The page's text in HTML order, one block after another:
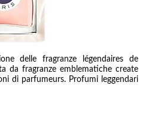
delle fragranze légendaires de
da fragranze emblematiche create
di parfumeurs. Profumi leggendari